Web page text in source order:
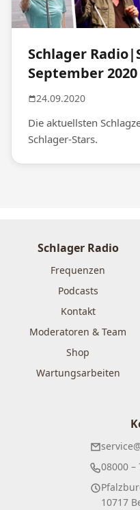
Schlager
September 2020
24.09.2020
Die aktuellsten
Schlager-Stars.
Schlager Radio
Frequenzen
Podcasts
Kontakt
Moderatoren & Team
Shop
Wartungsarbeiten
08000 –
10717